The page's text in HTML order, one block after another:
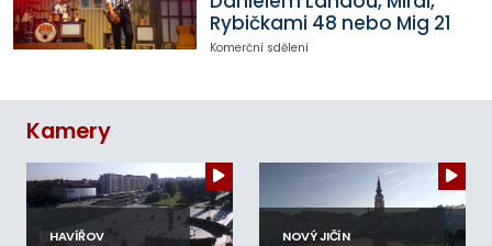
Rybičkami 48 nebo Mig 21
Komerční sdělení
Kamery
HAVÍŘOV NOVÝ JIČÍN